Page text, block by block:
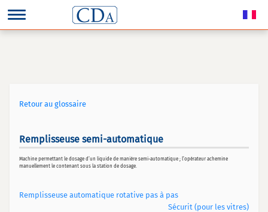
Retour au glossaire
Remplisseuse semi-automatique
Machine permettant le dosage d’un liquide de manière semi-automatique ; l’opérateur achemine
manuellement le contenant sous la station de dosage.
Remplisseuse automatique rotative pas à pas
Sécurit (pour les vitres)